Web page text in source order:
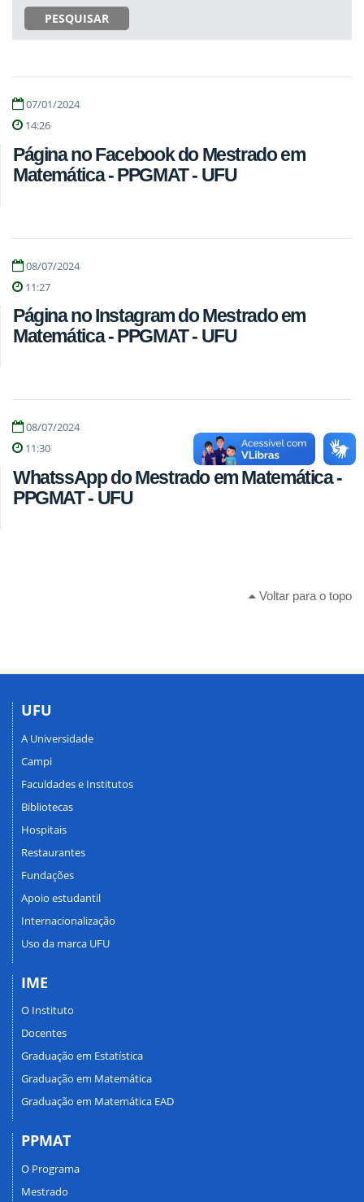
PESQUISAR
07/01/2024
14:26
Página no Facebook do Mestrado em
Matemática - PPGMAT - UFU
08/07/2024
11:27
Página no Instagram do Mestrado em
Matemática - PPGMAT - UFU
08/07/2024
11:30
WhatssApp do Mestrado em Matemática -
PPGMAT - UFU
Voltar para o topo
UFU
A Universidade
Campi
Faculdades e Institutos
Bibliotecas
Hospitais
Restaurantes
Fundações
Apoio estudantil
Internacionalização
Uso da marca UFU
IME
O Instituto
Docentes
Graduação em Estatística
Graduação em Matemática
Graduação em Matemática EAD
PPMAT
O Programa
Mestrado